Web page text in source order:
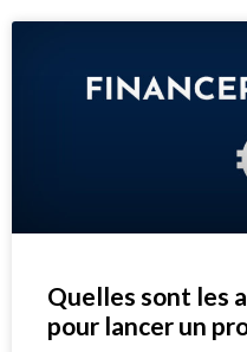
Quelles sont les
pour lancer un